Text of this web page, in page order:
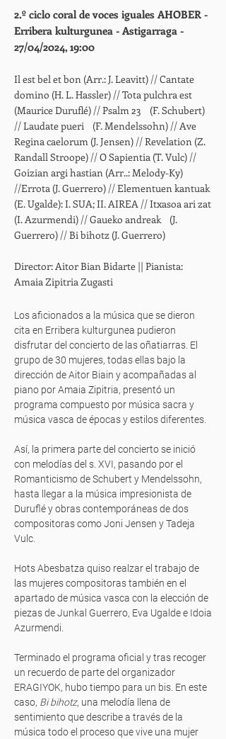
2.º ciclo coral de voces iguales AHOBER -
Erribera kulturgunea - Astigarraga -
27/04/2024, 19:00
Il est bel et bon (Arr.: J. Leavitt) // Cantate
domino (H. L. Hassler) // Tota pulchra est
(Maurice Duruflé) // Psalm 23 (F. Schubert)
// Laudate pueri (F. Mendelssohn) // Ave
Regina caelorum (J. Jensen) // Revelation (Z.
Randall Stroope) // O Sapientia (T. Vulc) //
Goizian argi hastian (Arr..: Melody-Ky)
//Errota (J. Guerrero) // Elementuen kantuak
(E. Ugalde): I. SUA; II. AIREA // Itxasoa ari zat
(I. Azurmendi) // Gaueko andreak (J.
Guerrero) // Bi bihotz (J. Guerrero)
Director: Aitor Bian Bidarte || Pianista:
Amaia Zipitria Zugasti
Los aficionados a la música que se dieron
cita en Erribera kulturgunea pudieron
disfrutar del concierto de las oñatiarras. El
grupo de 30 mujeres, todas ellas bajo la
dirección de Aitor Biain y acompañadas al
piano por Amaia Zipitria, presentó un
programa compuesto por música sacra y
música vasca de épocas y estilos diferentes.
Así, la primera parte del concierto se inició
con melodías del s. XVI, pasando por el
Romanticismo de Schubert y Mendelssohn,
hasta llegar a la música impresionista de
Duruflé y obras contemporáneas de dos
compositoras como Joni Jensen y Tadeja
Vulc.
Hots Abesbatza quiso realzar el trabajo de
las mujeres compositoras también en el
apartado de música vasca con la elección de
piezas de Junkal Guerrero, Eva Ugalde e Idoia
Azurmendi.
Terminado el programa oficial y tras recoger
un recuerdo de parte del organizador
ERAGIYOK, hubo tiempo para un bis. En este
caso, Bi bihotz, una melodía llena de
sentimiento que describe a través de la
música todo el proceso que vive una mujer